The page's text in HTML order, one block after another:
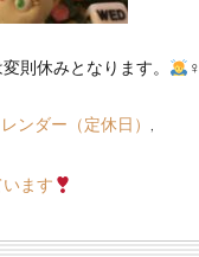
則休みとなります。 ‍♀️
ンダー（定休日）
ます